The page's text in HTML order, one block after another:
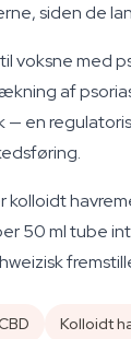
siden de
voksne med
af
— en
kolloidt
50 ml tube
Kolloidt